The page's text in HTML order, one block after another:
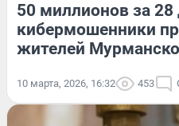
50 миллионов за 28
кибермошенники
жителей
10 марта, 2026, 16:32 453